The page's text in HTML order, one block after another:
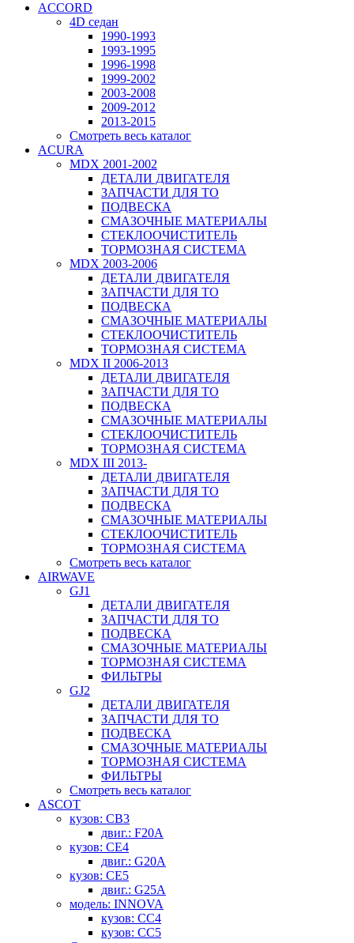
ACCORD
4D седан
1990-1993
1993-1995
1996-1998
1999-2002
2003-2008
2009-2012
2013-2015
Смотреть весь каталог
ACURA
MDX 2001-2002
ДЕТАЛИ ДВИГАТЕЛЯ
ЗАПЧАСТИ ДЛЯ ТО
ПОДВЕСКА
СМАЗОЧНЫЕ МАТЕРИАЛЫ
СТЕКЛООЧИСТИТЕЛЬ
ТОРМОЗНАЯ СИСТЕМА
MDX 2003-2006
ДЕТАЛИ ДВИГАТЕЛЯ
ЗАПЧАСТИ ДЛЯ ТО
ПОДВЕСКА
СМАЗОЧНЫЕ МАТЕРИАЛЫ
СТЕКЛООЧИСТИТЕЛЬ
ТОРМОЗНАЯ СИСТЕМА
MDX II 2006-2013
ДЕТАЛИ ДВИГАТЕЛЯ
ЗАПЧАСТИ ДЛЯ ТО
ПОДВЕСКА
СМАЗОЧНЫЕ МАТЕРИАЛЫ
СТЕКЛООЧИСТИТЕЛЬ
ТОРМОЗНАЯ СИСТЕМА
MDX III 2013-
ДЕТАЛИ ДВИГАТЕЛЯ
ЗАПЧАСТИ ДЛЯ ТО
ПОДВЕСКА
СМАЗОЧНЫЕ МАТЕРИАЛЫ
СТЕКЛООЧИСТИТЕЛЬ
ТОРМОЗНАЯ СИСТЕМА
Смотреть весь каталог
AIRWAVE
GJ1
ДЕТАЛИ ДВИГАТЕЛЯ
ЗАПЧАСТИ ДЛЯ ТО
ПОДВЕСКА
СМАЗОЧНЫЕ МАТЕРИАЛЫ
ТОРМОЗНАЯ СИСТЕМА
ФИЛЬТРЫ
GJ2
ДЕТАЛИ ДВИГАТЕЛЯ
ЗАПЧАСТИ ДЛЯ ТО
ПОДВЕСКА
СМАЗОЧНЫЕ МАТЕРИАЛЫ
ТОРМОЗНАЯ СИСТЕМА
ФИЛЬТРЫ
Смотреть весь каталог
ASCOT
кузов: CB3
двиг.: F20A
кузов: CE4
двиг.: G20A
кузов: CE5
двиг.: G25A
модель: INNOVA
кузов: CC4
кузов: CC5